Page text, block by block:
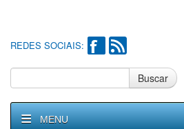
REDES SOCIAIS:
Buscar
MENU